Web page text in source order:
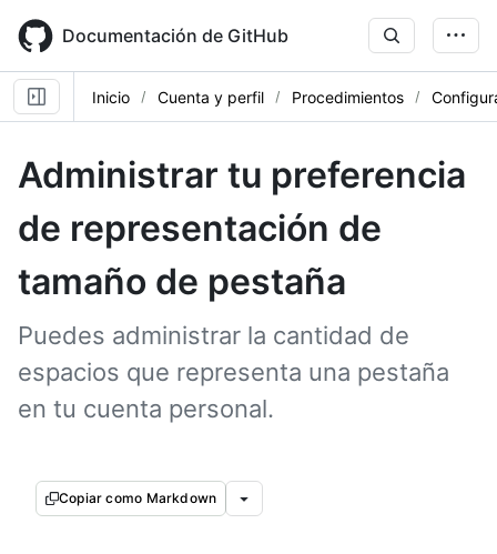
main
content
Documentación de GitHub
Inicio Cuenta y perfil Procedimientos
Administrar tu preferencia
de representación de
tamaño de pestaña
Puedes administrar la cantidad de
espacios que representa una pestaña
en tu cuenta personal.
Copiar como Markdown